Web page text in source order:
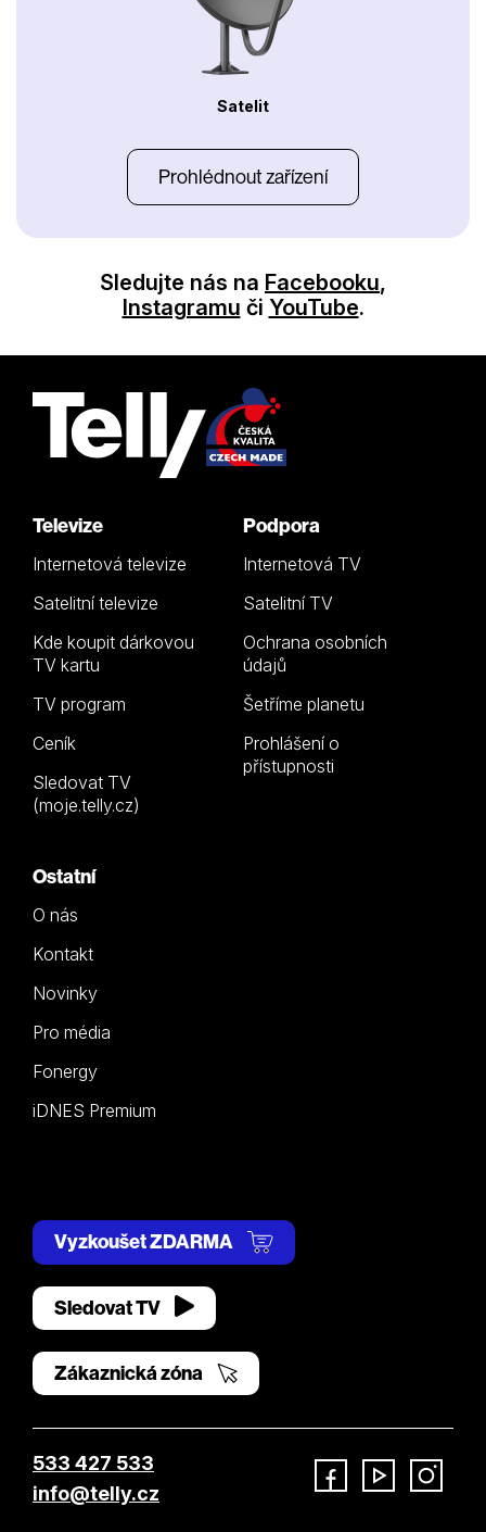
Satelit
Prohlédnout zařízení
Sledujte nás na Facebooku,
Instagramu či YouTube.
Televize
Internetová televize
Satelitní televize
Kde koupit dárkovou
TV kartu
TV program
Ceník
Sledovat TV
(moje.telly.cz)
Podpora
Internetová TV
Satelitní TV
Ochrana osobních
údajů
Šetříme planetu
Prohlášení o
přístupnosti
Ostatní
O nás
Kontakt
Novinky
Pro média
Fonergy
iDNES Premium
Vyzkoušet ZDARMA
Sledovat TV
Zákaznická zóna
533 427 533
info@telly.cz